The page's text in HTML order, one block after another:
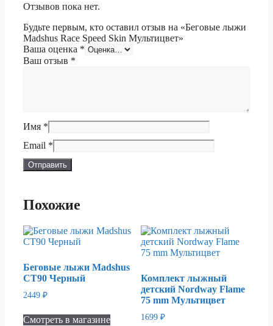
Отзывов пока нет.
Будьте первым, кто оставил отзыв на «Беговые лыжи
Madshus Race Speed Skin Мультицвет»
Ваша оценка *
Ваш отзыв *
Имя *
Email *
Похожие
Беговые лыжи Madshus
CT90 Черный
2449 ₽
Смотреть в магазине
Комплект лыжный
детский Nordway Flame
75 mm Мультицвет
1699₽